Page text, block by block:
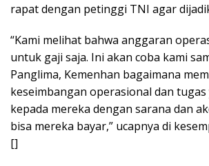
rapat dengan petinggi TNI agar
“Kami melihat bahwa anggaran
untuk gaji saja. Ini akan coba kami
Panglima, Kemenhan bagaimana
keseimbangan operasional dan
kepada mereka dengan sarana dan
bisa mereka bayar,” ucapnya di
[]